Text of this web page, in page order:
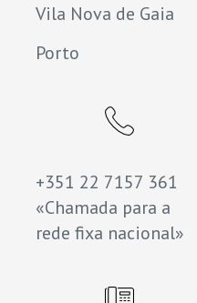
Vila Nova de Gaia
Porto
+351 22 7157 361
«Chamada para a
rede fixa nacional»